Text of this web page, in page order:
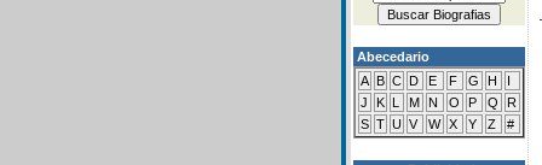
Abecedario
A B C D E F G H
I
J
K L M N O P Q
R
S T U V W X Y Z #